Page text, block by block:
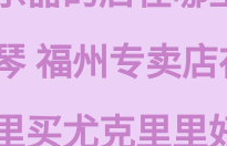
福州专卖
买尤克里里